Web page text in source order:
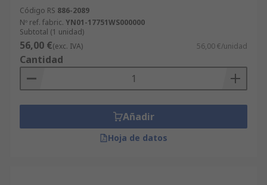
Código RS 886-2089
Nº ref. fabric. YN01-17751WS000000
Subtotal (1 unidad)
56,00 €(exc. IVA) 56,00 €/unidad
Cantidad
Añadir
Hoja de datos